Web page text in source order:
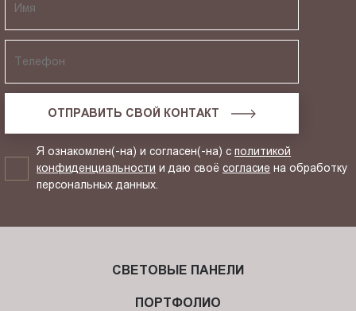
ОТПРАВИТЬ СВОЙ КОНТАКТ
Я ознакомлен(-на) и согласен(-на) сполитикой
конфиденциальности и даю своёсогласие на обработку
персональных данных.
СВЕТОВЫЕ ПАНЕЛИ
ПОРТФОЛИО